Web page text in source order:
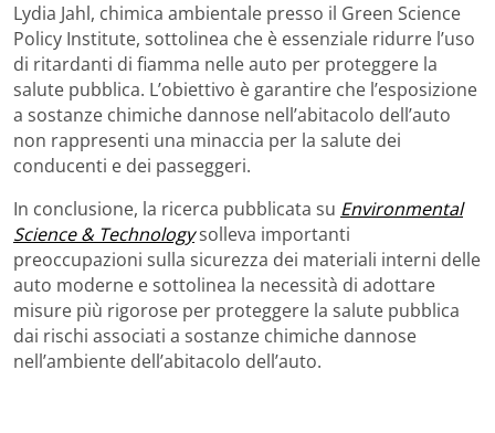
Lydia Jahl, chimica ambientale presso il Green Science
Policy Institute, sottolinea che è essenziale ridurre l’uso
di ritardanti di fiamma nelle auto per proteggere la
salute pubblica. L’obiettivo è garantire che l’esposizione
a sostanze chimiche dannose nell’abitacolo dell’auto
non rappresenti una minaccia per la salute dei
conducenti e dei passeggeri.
In conclusione, la ricerca pubblicata su Environmental
Science & Technologysolleva importanti
preoccupazioni sulla sicurezza dei materiali interni delle
auto moderne e sottolinea la necessità di adottare
misure più rigorose per proteggere la salute pubblica
dai rischi associati a sostanze chimiche dannose
nell’ambiente dell’abitacolo dell’auto.